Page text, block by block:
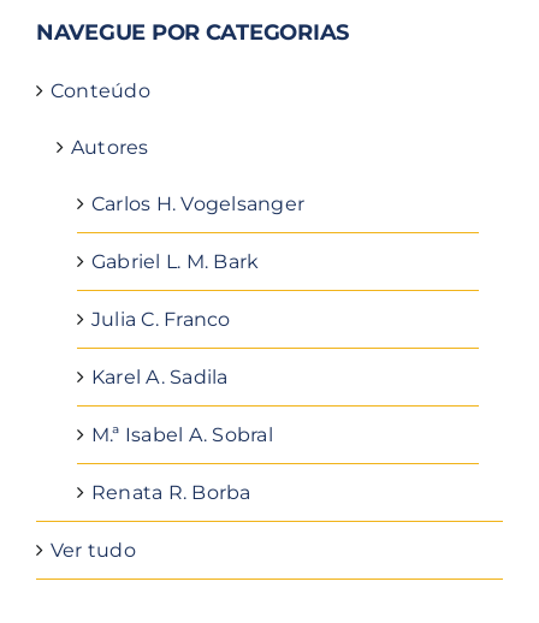
NAVEGUE POR CATEGORIAS
Conteúdo
Autores
Carlos H. Vogelsanger
Gabriel L. M. Bark
Julia C. Franco
Karel A. Sadila
M.ª Isabel A. Sobral
Renata R. Borba
Ver tudo